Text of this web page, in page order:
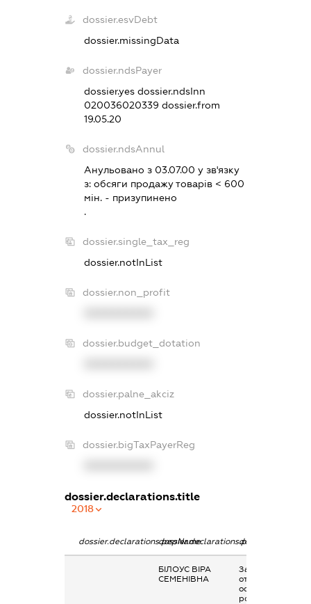
dossier.esvDebt
dossier.missingData
dossier.ndsPayer
dossier.yesdossier.ndsInn
020036020339dossier.from
19.05.20
dossier.ndsAnnul
Анульовано з 03.07.00 у зв'язку
з:обсяги продажу товарiв < 600
мiн. - призупинено
.
dossier.single_tax_reg
dossier.notInList
dossier.non_profit
dossier.budget_dotation
dossier.palne_akciz
dossier.notInList
dossier.bigTaxPayerReg
dossier.declarations.title
2018
dossier.declarations.pepNamedossier.declarations.personName
БІЛОУС ВІРА
СЕМЕНІВНА
Заробітна плата
отримана за
основним місцем
роботи